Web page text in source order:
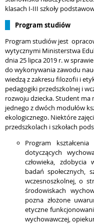
klasach I-III szkoły
Program studiów
Program studiów jest
wytycznymi Ministerstwa
dnia 25 lipca 2019 r. w
do wykonywania zawodu
wiedzą z zakresu filozofii i
pedagogiki przedszkolnej i
rozwoju dziecka. Student ma
jednego z dwóch modułów
ekologicznego. Niektóre
przedszkolach i szkołach
Program
dotyczących
człowieka,
badań społecznych,
wczesnoszkolnej, o
środowiskach
pozna złożone
etyczne
wychowawczej,